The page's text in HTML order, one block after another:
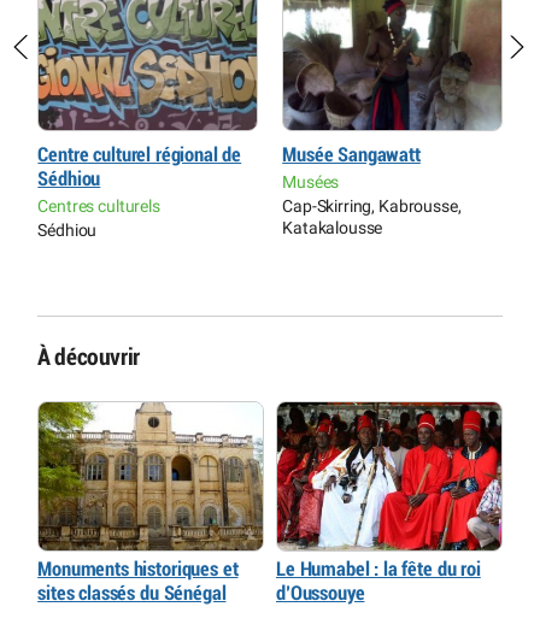
Centre culturel régional de
Sédhiou
Centres culturels
Sédhiou
Musée Sangawatt
Musées
Cap-Skirring, Kabrousse,
Katakalousse
À découvrir
Monuments historiques et
sites classés du Sénégal
Le Humabel : la fête du roi
d’Oussouye